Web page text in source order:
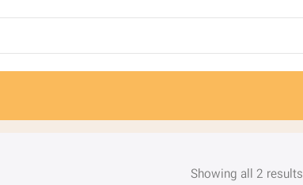
Showing all 2 results